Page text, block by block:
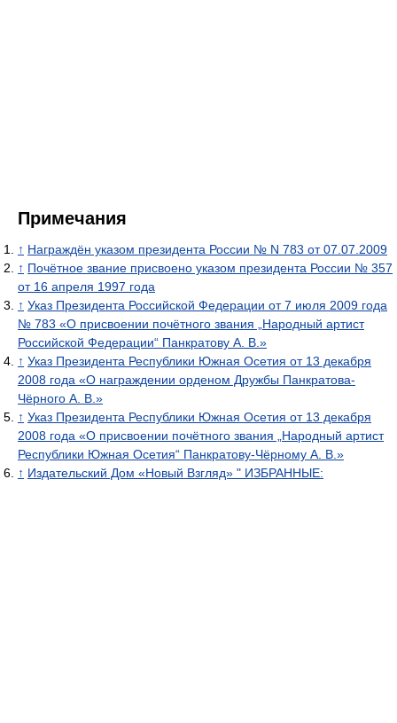
Примечания
↑ Награждён указом президента России № N 783 от 07.07.2009
↑ Почётное звание присвоено указом президента России № 357
от 16 апреля 1997 года
↑ Указ Президента Российской Федерации от 7 июля 2009 года
№ 783 «О присвоении почётного звания „Народный артист
Российской Федерации“ Панкратову А. В.»
↑ Указ Президента Республики Южная Осетия от 13 декабря
2008 года «О награждении орденом Дружбы Панкратова-
Чёрного А. В.»
↑ Указ Президента Республики Южная Осетия от 13 декабря
2008 года «О присвоении почётного звания „Народный артист
Республики Южная Осетия“ Панкратову-Чёрному А. В.»
↑ Издательский Дом «Новый Взгляд» " ИЗБРАННЫЕ: